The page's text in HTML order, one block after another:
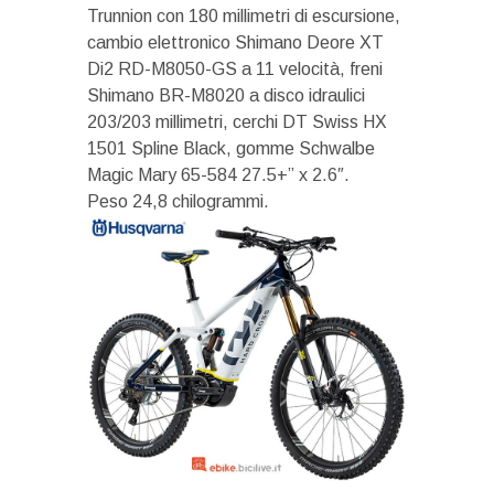
Trunnion con 180 millimetri di escursione,
cambio elettronico Shimano Deore XT
Di2 RD-M8050-GS a 11 velocità, freni
Shimano BR-M8020 a disco idraulici
203/203 millimetri, cerchi DT Swiss HX
1501 Spline Black, gomme Schwalbe
Magic Mary 65-584 27.5+” x 2.6″.
Peso 24,8 chilogrammi.